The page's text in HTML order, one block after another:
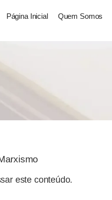
Página Inicial Quem Somos
este conteúdo.